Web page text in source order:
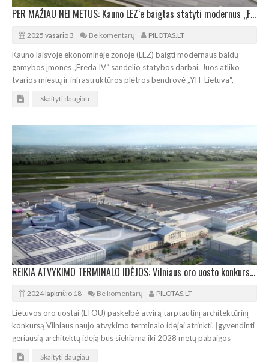
PER MAŽIAU NEI METUS: Kauno LEZ‘e baigtas statyti modernus „Freda IV“ sandėlis
2025 vasario 3 Be komentarų PILOTAS.LT
Kauno laisvoje ekonominėje zonoje (LEZ) baigti modernaus baldų
gamybos įmonės „Freda IV“ sandėlio statybos darbai. Juos atliko
tvarios miestų ir infrastruktūros plėtros bendrovė „YIT Lietuva“,
Skaityti daugiau
REIKIA ATVYKIMO TERMINALO IDĖJOS: Vilniaus oro uosto konkurso prizinis fondas – 120.000 eurų
2024 lapkričio 18 Be komentarų PILOTAS.LT
Lietuvos oro uostai (LTOU) paskelbė atvirą tarptautinį architektūrinį
konkursą Vilniaus naujo atvykimo terminalo idėjai atrinkti. Įgyvendinti
geriausią architektų idėją bus siekiama iki 2028 metų pabaigos
Skaityti daugiau